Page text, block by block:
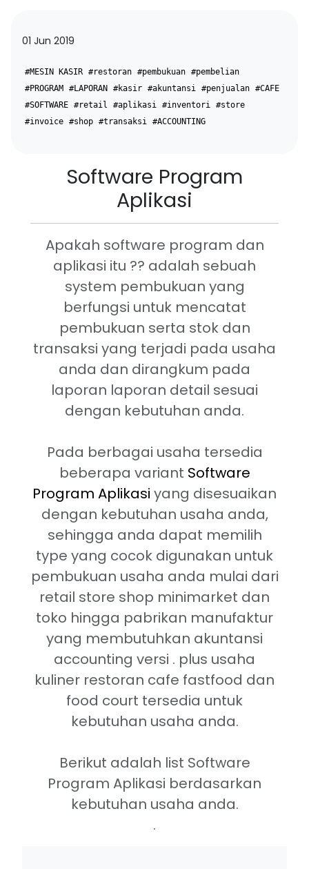
01 Jun 2019
#MESIN KASIR #restoran #pembukuan #pembelian
#PROGRAM #LAPORAN #kasir #akuntansi #penjualan #CAFE
#SOFTWARE #retail #aplikasi #inventori
#store
#invoice #shop #transaksi #ACCOUNTING
Software Program
Aplikasi
Apakah software program dan
aplikasi itu ?? adalah sebuah
system pembukuan yang
berfungsi untuk mencatat
pembukuan serta stok dan
transaksi yang terjadi pada usaha
anda dan dirangkum pada
laporan laporan detail sesuai
dengan kebutuhan anda.
Pada berbagai usaha tersedia
beberapa variant Software
Program Aplikasi yang disesuaikan
dengan kebutuhan usaha anda,
sehingga anda dapat memilih
type yang cocok digunakan untuk
pembukuan usaha anda mulai dari
retail store shop minimarket dan
toko hingga pabrikan manufaktur
yang membutuhkan akuntansi
accounting versi . plus usaha
kuliner restoran cafe fastfood dan
food court tersedia untuk
kebutuhan usaha anda.
Berikut adalah list Software
Program Aplikasi berdasarkan
kebutuhan usaha anda.
.